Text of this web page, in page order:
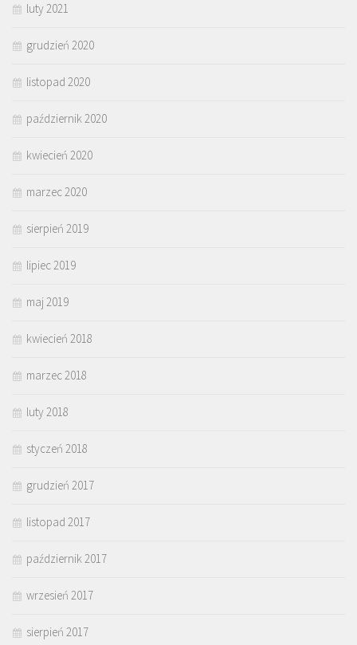
luty 2021
grudzień 2020
listopad 2020
październik 2020
kwiecień 2020
marzec 2020
sierpień 2019
lipiec 2019
maj 2019
kwiecień 2018
marzec 2018
luty 2018
styczeń 2018
grudzień 2017
listopad 2017
październik 2017
wrzesień 2017
sierpień 2017